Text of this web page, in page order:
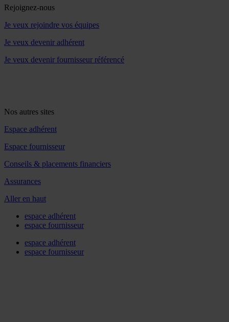
Rejoignez-nous
Je veux rejoindre vos équipes
Je veux devenir adhérent
Je veux devenir fournisseur référencé
Nos autres sites
Espace adhérent
Espace fournisseur
Conseils & placements financiers
Assurances
Aller en haut
espace adhérent
espace fournisseur
espace adhérent
espace fournisseur